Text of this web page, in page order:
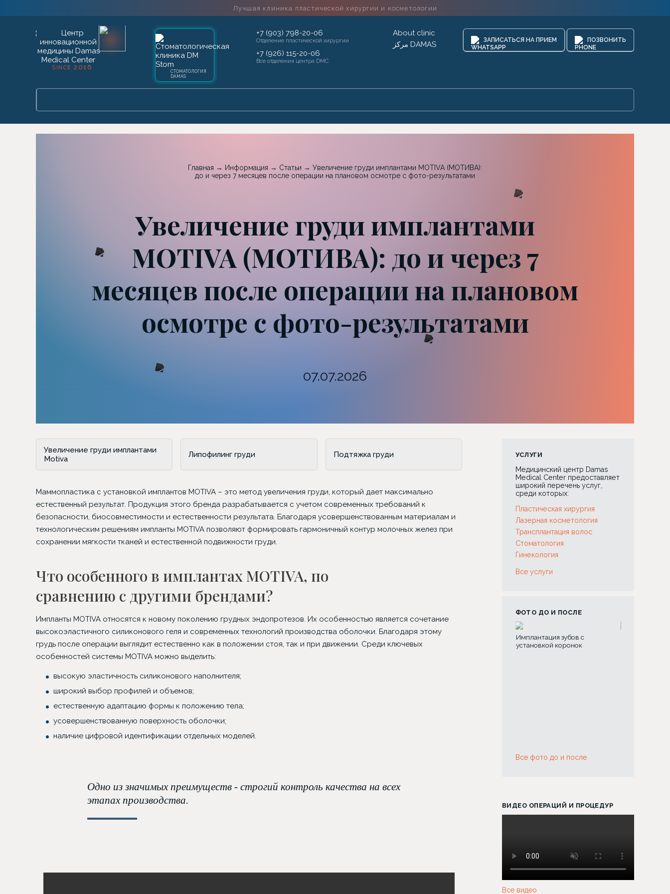
Лучшая клиника пластической хирургии и косметологии
SINCE 2016
СТОМАТОЛОГИЯ
DAMAS
+7 (903) 798-20-06
Отделение пластической хирургии
+7 (926) 115-20-06
Все отделения центра DMC
About clinic
مركز DAMAS
ЗАПИСАТЬСЯ НА ПРИЕМ ПОЗВОНИТЬ
Главная → Информация → Статьи → Увеличение груди имплантами MOTIVA (МОТИВА):
до и через 7 месяцев после операции на плановом осмотре с фото-результатами
Увеличение груди имплантами
MOTIVA (МОТИВА): до и через 7
месяцев после операции на плановом
осмотре с фото-результатами
07.07.2026
Увеличение груди имплантами
Motiva
Липофилинг груди Подтяжка груди
Маммопластика с установкой имплантов MOTIVA – это метод увеличения груди, который дает максимально
естественный результат. Продукция этого бренда разрабатывается с учетом современных требований к
безопасности, биосовместимости и естественности результата. Благодаря усовершенствованным материалам и
технологическим решениям импланты MOTIVA позволяют формировать гармоничный контур молочных желез при
сохранении мягкости тканей и естественной подвижности груди.
Что особенного в имплантах MOTIVA, по
сравнению с другими брендами?
Импланты MOTIVA относятся к новому поколению грудных эндопротезов. Их особенностью является сочетание
высокоэластичного силиконового геля и современных технологий производства оболочки. Благодаря этому
грудь после операции выглядит естественно как в положении стоя, так и при движении. Среди ключевых
особенностей системы MOTIVA можно выделить:
высокую эластичность силиконового наполнителя;
широкий выбор профилей и объемов;
естественную адаптацию формы к положению тела;
усовершенствованную поверхность оболочки;
наличие цифровой идентификации отдельных моделей.
Одно из значимых преимуществ - строгий контроль качества на всех
этапах производства.
УСЛУГИ
Медицинский центр Damas
Medical Center предоставляет
широкий перечень услуг,
среди которых:
Пластическая хирургия
Лазерная косметология
Трансплантация волос
Стоматология
Гинекология
Все услуги
ФОТО ДО И ПОСЛЕ
Трансплантация в зону
бровей
Блефаропластика
Классическая
абдоминопластика
Имплантация зубов с
Склеротерапия вен
Все фото до и после
ВИДЕО ОПЕРАЦИЙ И ПРОЦЕДУР
Все видео